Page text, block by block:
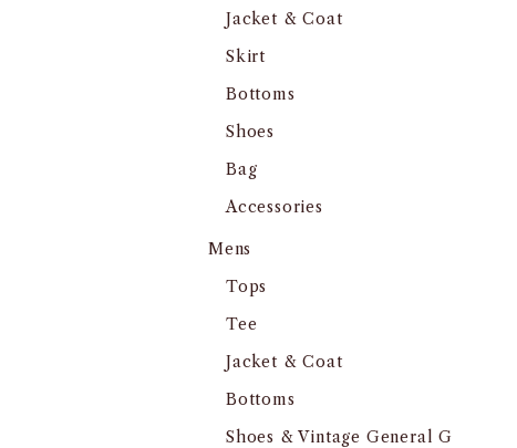
Jacket & Coat
Skirt
Bottoms
Shoes
Bag
Accessories
Mens
Tops
Tee
Jacket & Coat
Bottoms
Shoes & Vintage General G